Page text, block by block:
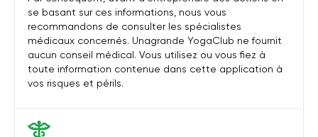
se basant sur ces informations, nous vous
recommandons de consulter les spécialistes
médicaux concernés. Unagrande YogaClub ne fournit
aucun conseil médical. Vous utilisez ou vous fiez à
toute information contenue dans cette application à
vos risques et périls.